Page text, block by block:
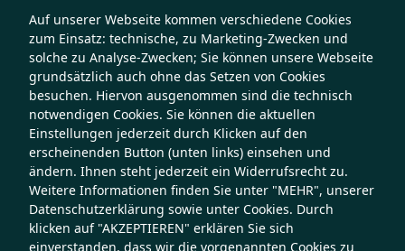
Auf unserer Webseite kommen verschiedene Cookies
zum Einsatz: technische, zu Marketing-Zwecken und
solche zu Analyse-Zwecken; Sie können unsere Webseite
grundsätzlich auch ohne das Setzen von Cookies
besuchen. Hiervon ausgenommen sind die technisch
notwendigen Cookies. Sie können die aktuellen
Einstellungen jederzeit durch Klicken auf den
erscheinenden Button (unten links) einsehen und
ändern. Ihnen steht jederzeit ein Widerrufsrecht zu.
Weitere Informationen finden Sie unter "MEHR", unserer
Datenschutzerklärung sowie unter Cookies. Durch
klicken auf "AKZEPTIEREN" erklären Sie sich
einverstanden, dass wir die vorgenannten Cookies zu